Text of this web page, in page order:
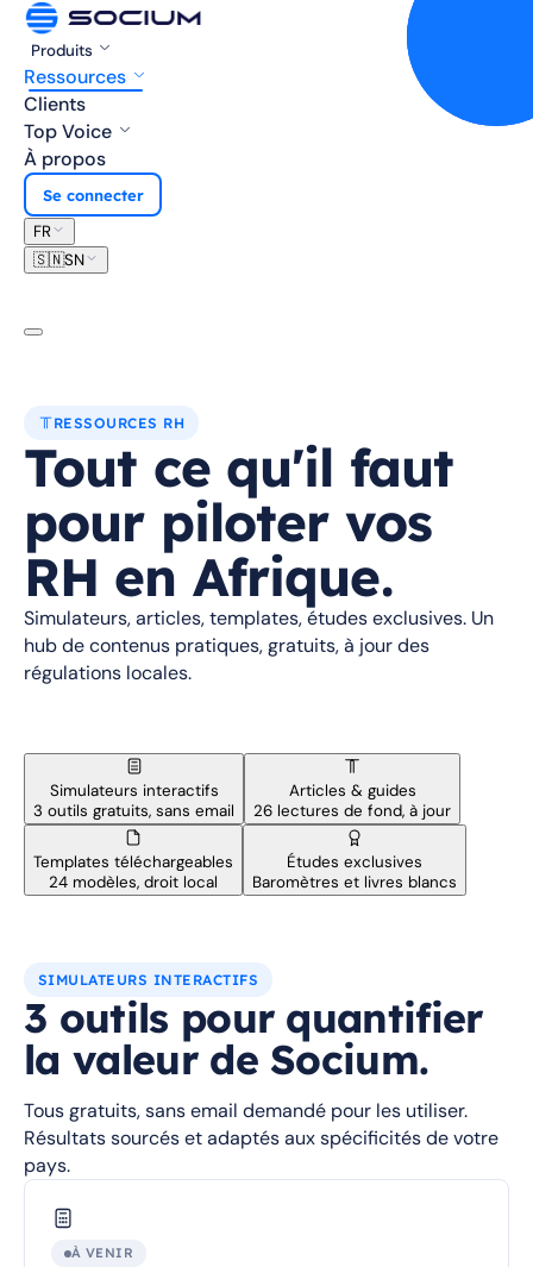
Produits
Ressources
Clients
Top Voice
À propos
Se connecter
FR
🇸🇳SN
RESSOURCES RH
Tout ce qu'il faut
pour piloter vos
RH en Afrique.
Simulateurs, articles, templates, études exclusives. Un
hub de contenus pratiques, gratuits, à jour des
régulations locales.
Simulateurs interactifs
3 outils gratuits, sans email
Articles & guides
26 lectures de fond, à jour
Templates téléchargeables
24 modèles, droit local
Études exclusives
Baromètres et livres blancs
SIMULATEURS INTERACTIFS
3 outils pour quantifier
la valeur de Socium.
Tous gratuits, sans email demandé pour les utiliser.
Résultats sourcés et adaptés aux spécificités de votre
pays.
À VENIR